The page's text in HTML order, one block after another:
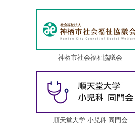
神栖市社会福祉協議会
順天堂大学 小児科 同門会